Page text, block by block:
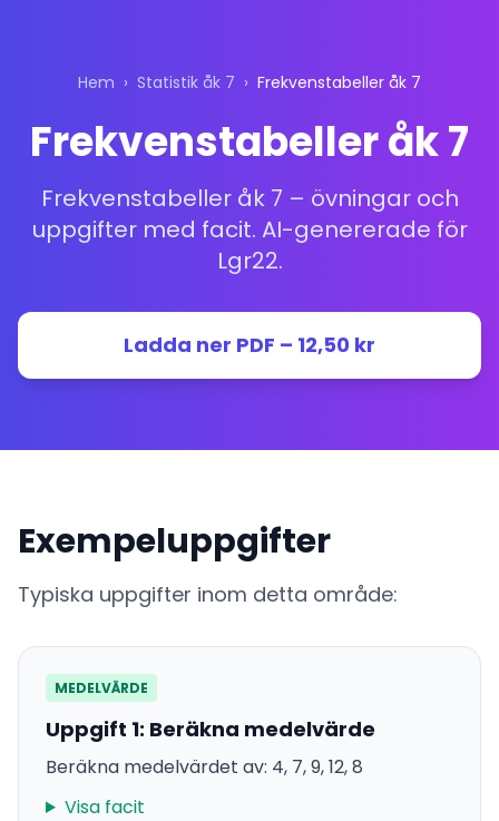
Hem › Statistik åk 7 › Frekvenstabeller åk 7
Frekvenstabeller åk 7
Frekvenstabeller åk 7 – övningar och
uppgifter med facit. AI-genererade för
Lgr22.
Ladda ner PDF – 12,50 kr
Exempeluppgifter
Typiska uppgifter inom detta område:
MEDELVÄRDE
Uppgift 1: Beräkna medelvärde
Beräkna medelvärdet av: 4, 7, 9, 12, 8
Visa facit